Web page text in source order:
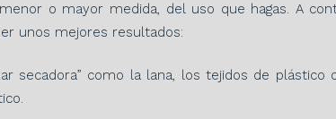
o mayor medida, del uso que hagas. A
unos mejores resultados:
secadora” como la lana, los tejidos de plástico